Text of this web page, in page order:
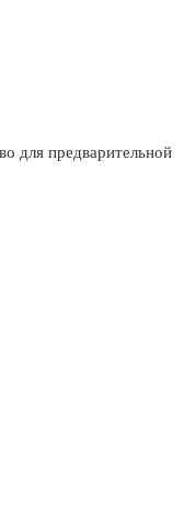
для предварительной